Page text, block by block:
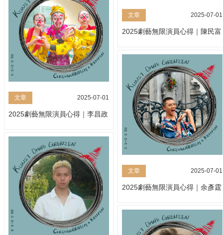
文章 2025-07-01
2025劇藝無限演員心得｜陳民富
文章 2025-07-01
2025劇藝無限演員心得｜李昌政
文章 2025-07-01
2025劇藝無限演員心得｜余彥霆